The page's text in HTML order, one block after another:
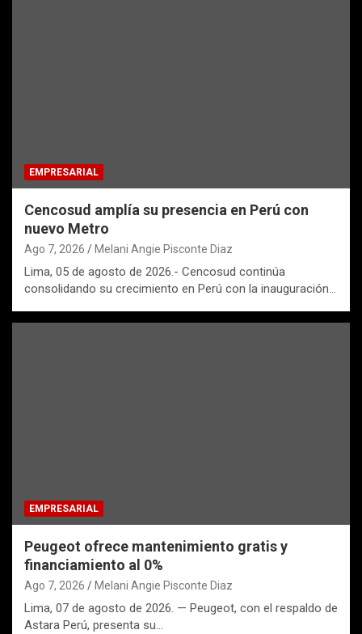
EMPRESARIAL
Cencosud amplía su presencia en Perú con
nuevo Metro
Ago 7, 2026 Melani Angie Pisconte Diaz
Lima, 05 de agosto de 2026.- Cencosud continúa
consolidando su crecimiento en Perú con la inauguración…
EMPRESARIAL
Peugeot ofrece mantenimiento gratis y
financiamiento al 0%
Ago 7, 2026 Melani Angie Pisconte Diaz
Lima, 07 de agosto de 2026. — Peugeot, con el respaldo de
Astara Perú, presenta su…